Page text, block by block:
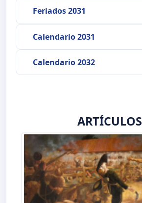
Feriados 2031
Calendario 2031
Calendario 2032
ARTÍCULOS